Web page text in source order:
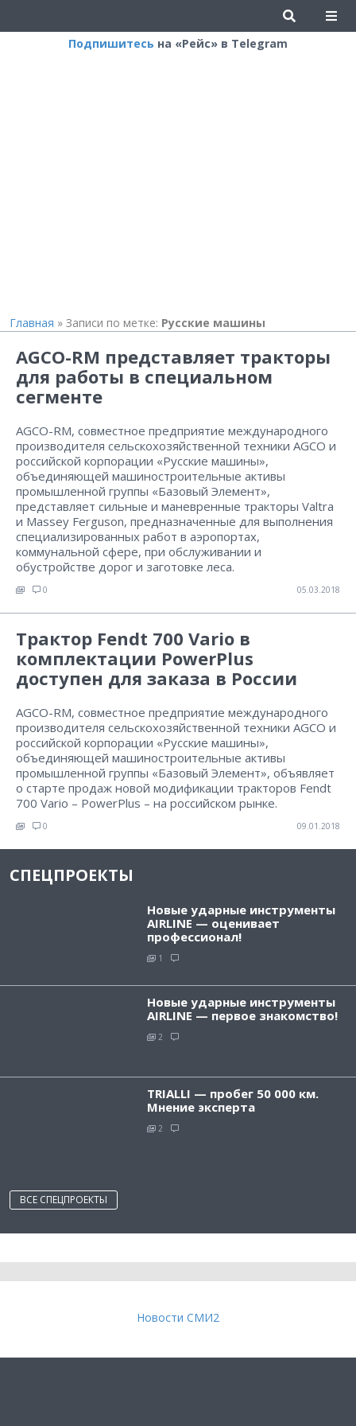
Подпишитесь на «Рейс» в Telegram
Главная » Записи по метке: Русские машины
AGCO-RM представляет тракторы
для работы в специальном
сегменте
AGCO-RM, совместное предприятие международного
производителя сельскохозяйственной техники AGCO и
российской корпорации «Русские машины»,
объединяющей машиностроительные активы
промышленной группы «Базовый Элемент»,
представляет сильные и маневренные тракторы Valtra
и Massey Ferguson, предназначенные для выполнения
специализированных работ в аэропортах,
коммунальной сфере, при обслуживании и
обустройстве дорог и заготовке леса.
0 05.03.2018
Трактор Fendt 700 Vario в
комплектации PowerPlus
доступен для заказа в России
AGCO-RM, совместное предприятие международного
производителя сельскохозяйственной техники AGCO и
российской корпорации «Русские машины»,
объединяющей машиностроительные активы
промышленной группы «Базовый Элемент», объявляет
о старте продаж новой модификации тракторов Fendt
700 Vario – PowerPlus – на российском рынке.
0 09.01.2018
СПЕЦПРОЕКТЫ
Новые ударные инструменты
AIRLINE — оценивает
профессионал!
1
Новые ударные инструменты
AIRLINE — первое знакомство!
2
TRIALLI — пробег 50 000 км.
Мнение эксперта
2
ВСЕ СПЕЦПРОЕКТЫ
Новости СМИ2